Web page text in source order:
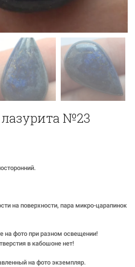
№23
на поверхности, пара микро-царапинок
на фото при разном освещении!
в кабошоне нет!
на фото экземпляр.